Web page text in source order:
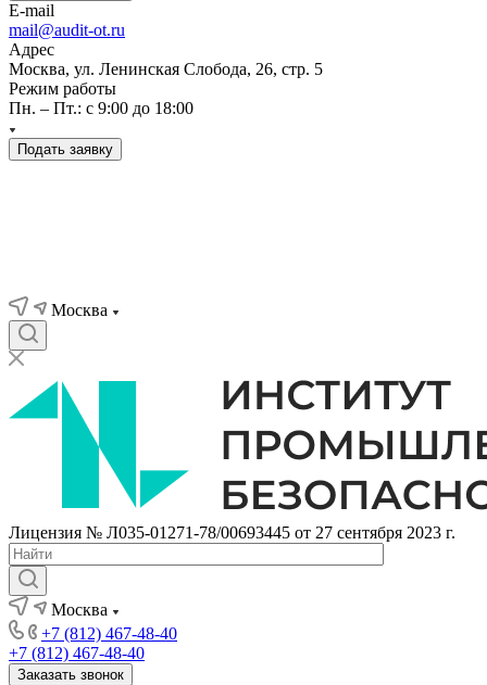
E-mail
mail@audit-ot.ru
Адрес
Москва, ул. Ленинская Слобода, 26, стр. 5
Режим работы
Пн. – Пт.: с 9:00 до 18:00
Подать заявку
Москва
Лицензия № Л035-01271-78/00693445 от 27 сентября 2023 г.
Москва
+7 (812) 467-48-40
+7 (812) 467-48-40
Заказать звонок